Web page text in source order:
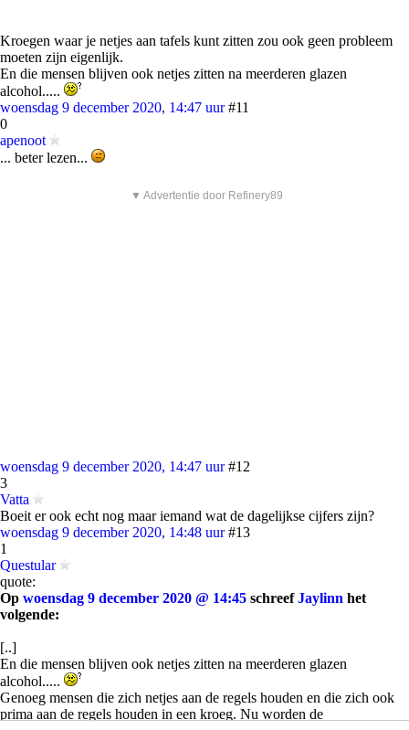
Kroegen waar je netjes aan tafels kunt zitten zou ook geen probleem
moeten zijn eigenlijk.
En die mensen blijven ook netjes zitten na meerderen glazen
alcohol.....
woensdag 9 december 2020, 14:47 uur #11
0
apenoot
... beter lezen...
▼ Advertentie door Refinery89
woensdag 9 december 2020, 14:47 uur #12
3
Vatta
Boeit er ook echt nog maar iemand wat de dagelijkse cijfers zijn?
woensdag 9 december 2020, 14:48 uur #13
1
Questular
quote:
Op woensdag 9 december 2020 @ 14:45 schreefJaylinn het
volgende:
[..]
En die mensen blijven ook netjes zitten na meerderen glazen
alcohol.....
Genoeg mensen die zich netjes aan de regels houden en die zich ook
prima aan de regels houden in een kroeg. Nu worden de